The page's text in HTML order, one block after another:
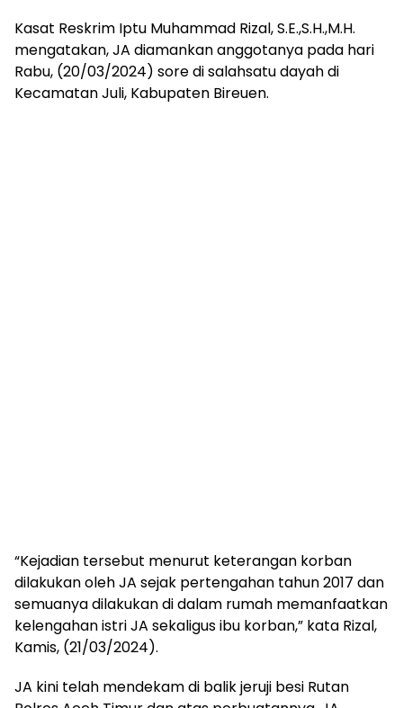
Kasat Reskrim Iptu Muhammad Rizal, S.E.,S.H.,M.H.
mengatakan, JA diamankan anggotanya pada hari
Rabu, (20/03/2024) sore di salahsatu dayah di
Kecamatan Juli, Kabupaten Bireuen.
“Kejadian tersebut menurut keterangan korban
dilakukan oleh JA sejak pertengahan tahun 2017 dan
semuanya dilakukan di dalam rumah memanfaatkan
kelengahan istri JA sekaligus ibu korban,” kata Rizal,
Kamis, (21/03/2024).
JA kini telah mendekam di balik jeruji besi Rutan